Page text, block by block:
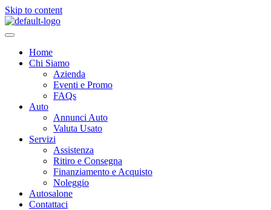
Skip to content
Home
Chi Siamo
Azienda
Eventi e Promo
FAQs
Auto
Annunci Auto
Valuta Usato
Servizi
Assistenza
Ritiro e Consegna
Finanziamento e Acquisto
Noleggio
Autosalone
Contattaci